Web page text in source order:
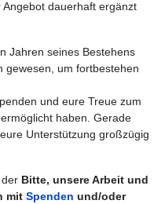
dauerhaft ergänzt
Jahren seines Bestehens
gewesen, um fortbestehen
und eure Treue zum
haben. Gerade
Unterstützung großzügig
Bitte, unsere Arbeit und
mit Spenden und/oder